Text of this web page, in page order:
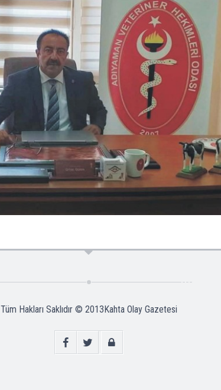
Tüm Hakları Saklıdır © 2013 Kahta Olay Gazetesi